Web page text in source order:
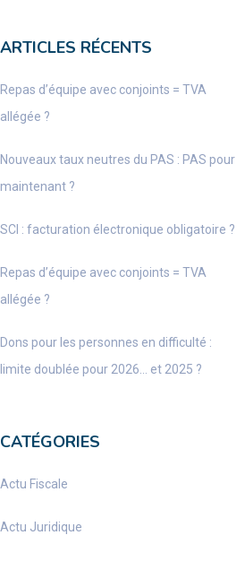
ARTICLES RÉCENTS
Repas d’équipe avec conjoints = TVA
allégée ?
Nouveaux taux neutres du PAS : PAS pour
maintenant ?
SCI : facturation électronique obligatoire ?
Repas d’équipe avec conjoints = TVA
allégée ?
Dons pour les personnes en difficulté :
limite doublée pour 2026… et 2025 ?
CATÉGORIES
Actu Fiscale
Actu Juridique